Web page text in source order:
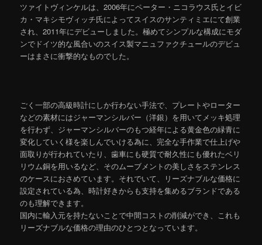
ツァイトヴィンケルは、2006年にペーター・ニコラウス氏とイビ
カ・マキシモヴィッチ氏によってスイスのサンティミエにて創業
され、2011年にデビューしました。極めてシンプルな構成にモダ
ンでドイツ的な風合いのスイス製マニュファクチュールのデビュ
ーはまさに衝撃的なものでした。
ごく一部の高級時計にしか行わない手法で、プレートやローター
などの素材にはジャーマンシルバー（洋銀）を用いてメッキ処理
を行わず、ジャーマンシルバーのもつ経年による黄金色の緑青に
変化していく様を楽しんでいける為に、完全な手作業で仕上げや
面取りが行われていたり、歯車にも硬質で耐久性にも優れたベリ
リウム銅を用いるなど、そのムーブメントの美しさをステンレス
のケースにおさめています。それでいて、リーズナブルな価格に
設定されている為、時計好きからも支持を集めるブランドである
のも理解できます。
国内に輸入元を持たないことで中間コストの削減ができ、これも
リーズナブルな価格の理由のひとつとなっています。